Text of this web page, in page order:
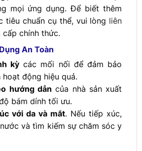
mọi ứng dụng. Để biết thêm
tiêu chuẩn cụ thể, vui lòng liên
chính thức.
An Toàn
kỳ các mối nối để đảm bảo
hoạt động hiệu quả.
hướng dẫn của nhà sản xuất
bám dính tối ưu.
với da và mắt. Nếu tiếp xúc,
và tìm kiếm sự chăm sóc y